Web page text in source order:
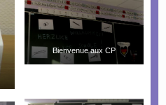
Bienvenue aux CP